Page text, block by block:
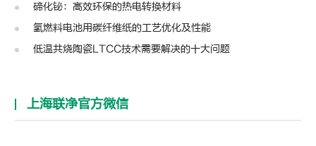
碲化铋：高效环保的热电转换材料
氢燃料电池用碳纤维纸的工艺优化及性能
低温共烧陶瓷LTCC技术需要解决的十大问题
上海联净官方微信